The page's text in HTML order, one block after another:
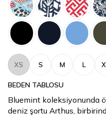
XS S M L
BEDEN TABLOSU
Bluemint koleksiyonunda
deniz şortu Arthus,